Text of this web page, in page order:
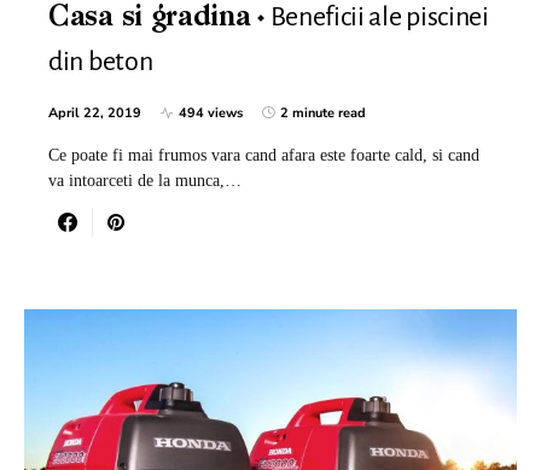
Casa si gradina
Beneficii ale piscinei
din beton
April 22, 2019 494 views 2 minute read
Ce poate fi mai frumos vara cand afara este foarte cald, si cand
va intoarceti de la munca,…